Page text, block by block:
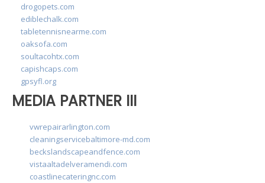
drogopets.com
ediblechalk.com
tabletennisnearme.com
oaksofa.com
soultacohtx.com
capishcaps.com
gpsyfl.org
MEDIA PARTNER III
vwrepairarlington.com
cleaningservicebaltimore-md.com
beckslandscapeandfence.com
vistaaltadelveramendi.com
coastlinecateringnc.com